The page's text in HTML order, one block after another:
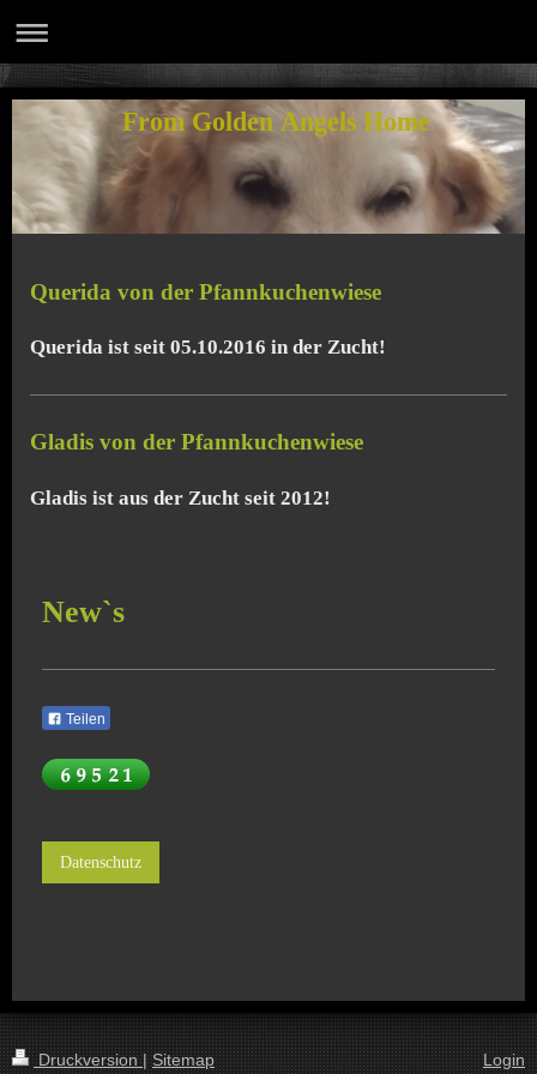
From Golden Angels Home
Querida von der Pfannkuchenwiese
Querida ist seit 05.10.2016 in der Zucht!
Gladis von der Pfannkuchenwiese
Gladis ist aus der Zucht seit 2012!
New`s
Teilen
Datenschutz
Druckversion| Sitemap
Login